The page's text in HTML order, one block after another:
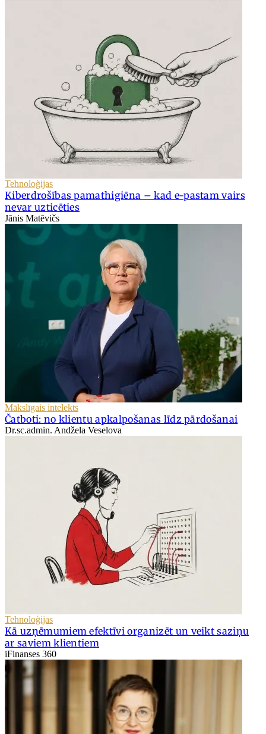
Tehnoloģijas
Kiberdrošības pamathigiēna – kad e-pastam vairs
nevar uzticēties
Jānis Matēvičs
Mākslīgais intelekts
Čatboti: no klientu apkalpošanas līdz pārdošanai
Dr.sc.admin. Andžela Veselova
Tehnoloģijas
Kā uzņēmumiem efektīvi organizēt un veikt saziņu
ar saviem klientiem
iFinanses 360